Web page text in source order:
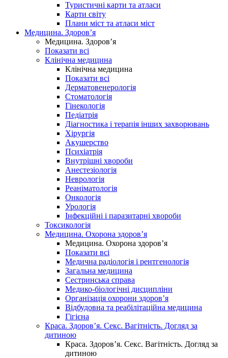
Туристичні карти та атласи
Карти світу
Плани міст та атласи міст
Медицина. Здоров’я
Медицина. Здоров’я
Показати всі
Клінічна медицина
Клінічна медицина
Показати всі
Дерматовенерологія
Стоматологія
Гінекологія
Педіатрія
Діагностика і терапія інших захворювань
Хірургія
Акушерство
Психіатрія
Внутрішні хвороби
Анестезіологія
Неврологія
Реаніматологія
Онкологія
Урологія
Інфекційні і паразитарні хвороби
Токсикологія
Медицина. Охорона здоров’я
Медицина. Охорона здоров’я
Показати всі
Медична радіологія і рентгенологія
Загальна медицина
Сестринська справа
Медико-біологічні дисципліни
Організація охорони здоров’я
Відбудовна та реабілітаційна медицина
Гігієна
Краса. Здоров’я. Секс. Вагітність. Догляд за
дитиною
Краса. Здоров’я. Секс. Вагітність. Догляд за
дитиною